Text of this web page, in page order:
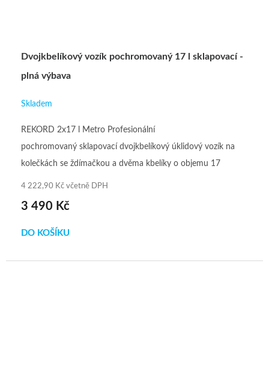
Dvojkbelíkový vozík pochromovaný 17 l sklapovací -
plná výbava
Skladem
4 222,90 Kč včetně DPH
3 490 Kč
DO KOŠÍKU
REKORD 2x17 l Metro Profesionální
pochromovaný sklapovací dvojkbelíkový úklidový vozík na
kolečkách se ždímačkou a dvěma kbelíky o objemu 17